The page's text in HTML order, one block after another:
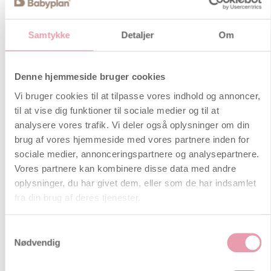
Samtykke Detaljer Om
Denne hjemmeside bruger cookies
Vi bruger cookies til at tilpasse vores indhold og annoncer,
til at vise dig funktioner til sociale medier og til at
analysere vores trafik. Vi deler også oplysninger om din
brug af vores hjemmeside med vores partnere inden for
sociale medier, annonceringspartnere og analysepartnere.
Vores partnere kan kombinere disse data med andre
oplysninger, du har givet dem, eller som de har indsamlet
fra din brug af deres tjenester.
Nødvendig
Babyens hjertelyd (puls)
uro og forvirring. Så vi vil forsøge at
svare på nogle af de mest stillede
CTG – Cardiotocografi
Med et såkaldt CTG-apparat måler
man veernes intensitet og registrerer
barnets hjerte aktivitet. CTG
anvendes normalvis før og under
fødslen.
Almindelige spørgsmål
kære børn og deres forældre